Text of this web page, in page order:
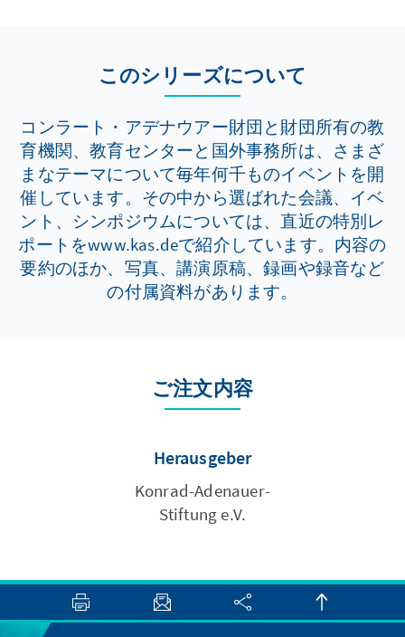
このシリーズについて
コンラート・アデナウアー財団と財団所有の教
育機関、教育センターと国外事務所は、さまざ
まなテーマについて毎年何千ものイベントを開
催しています。その中から選ばれた会議、イベ
ント、シンポジウムについては、直近の特別レ
ポートをwww.kas.deで紹介しています。内容の
要約のほか、写真、講演原稿、録画や録音など
の付属資料があります。
ご注文内容
Herausgeber
Konrad-Adenauer-
Stiftung e.V.